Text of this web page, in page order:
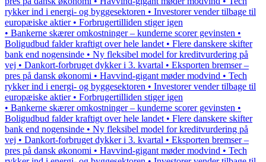
rykker ind i energi- og byggesektoren • Investorer vender tilbage til
europæiske aktier • Forbrugertilliden stiger igen
• Bankerne skærer omkostninger – kunderne scorer gevinsten •
Boligudbud falder kraftigt over hele landet • Flere danskere skifter
bank end nogensinde • Ny fleksibel model for kreditvurdering på
vej • Dankort-forbruget dykker i 3. kvartal • Eksporten bremser –
pres på dansk økonomi • Havvind-gigant møder modvind • Tech
rykker ind i energi- og byggesektoren • Investorer vender tilbage til
europæiske aktier • Forbrugertilliden stiger igen
• Bankerne skærer omkostninger – kunderne scorer gevinsten •
Boligudbud falder kraftigt over hele landet • Flere danskere skifter
bank end nogensinde • Ny fleksibel model for kreditvurdering på
vej • Dankort-forbruget dykker i 3. kvartal • Eksporten bremser –
pres på dansk økonomi • Havvind-gigant møder modvind • Tech